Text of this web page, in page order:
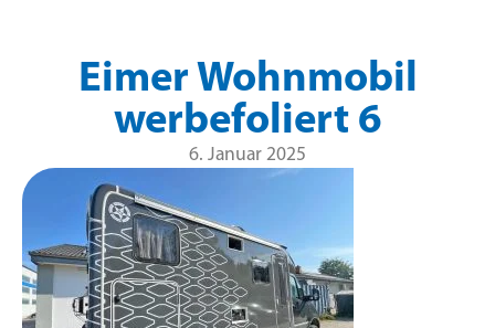
Eimer Wohnmobil
werbefoliert 6
6. Januar 2025